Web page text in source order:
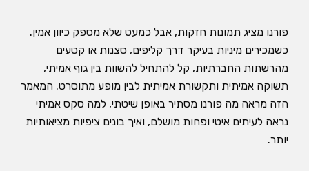
פורנו מציג תמונות חזקות, אבל כמעט שלא מספק כיוון אמין.
כשמכירים מיניות בעיקר דרך קליפים, סצנות או קטעים
מהרשתות החברתיות, קל להתחיל להשוות בין גוף אמיתי,
תשוקה אמיתית ותקשורת אמיתית לבין מופע מתוסרט. המאמר
הזה מראה מה פורנו מסתיר באופן שיטתי, למה סקס אמיתי
נראה לעיתים איטי ופחות מושלם, ואיך בונים ציפיות מציאותיות
יותר.